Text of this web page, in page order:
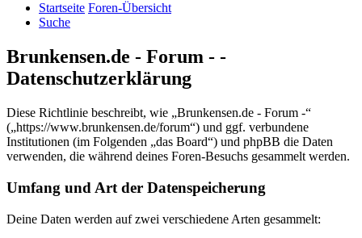
Startseite Foren-Übersicht
Suche
Brunkensen.de - Forum - -
Datenschutzerklärung
Diese Richtlinie beschreibt, wie „Brunkensen.de - Forum -“
(„https://www.brunkensen.de/forum“) und ggf. verbundene
Institutionen (im Folgenden „das Board“) und phpBB die Daten
verwenden, die während deines Foren-Besuchs gesammelt werden.
Umfang und Art der Datenspeicherung
Deine Daten werden auf zwei verschiedene Arten gesammelt: